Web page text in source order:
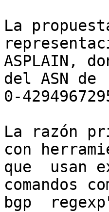
La
ASPLAIN,
del ASN de
0-
La razón
con
que  usan
comandos
bgp